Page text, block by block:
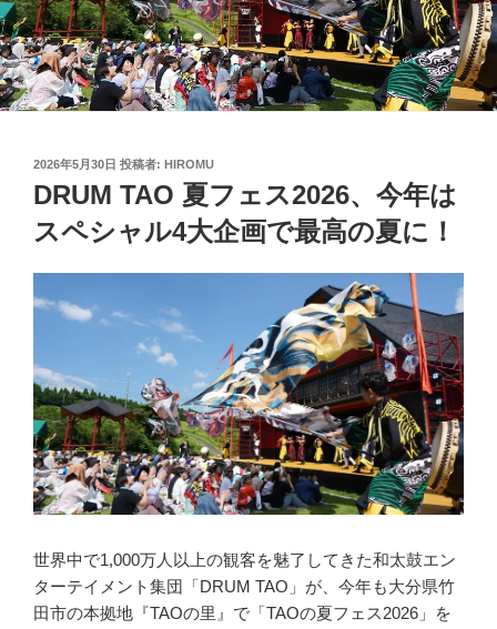
投
稿
日:
2026年5月30日 投稿者: HIROMU
DRUM TAO 夏フェス2026、今年は
スペシャル4大企画で最高の夏に！
世界中で1,000万人以上の観客を魅了してきた和太鼓エン
ターテイメント集団「DRUM TAO」が、今年も大分県竹
田市の本拠地『TAOの里』で「TAOの夏フェス2026」を